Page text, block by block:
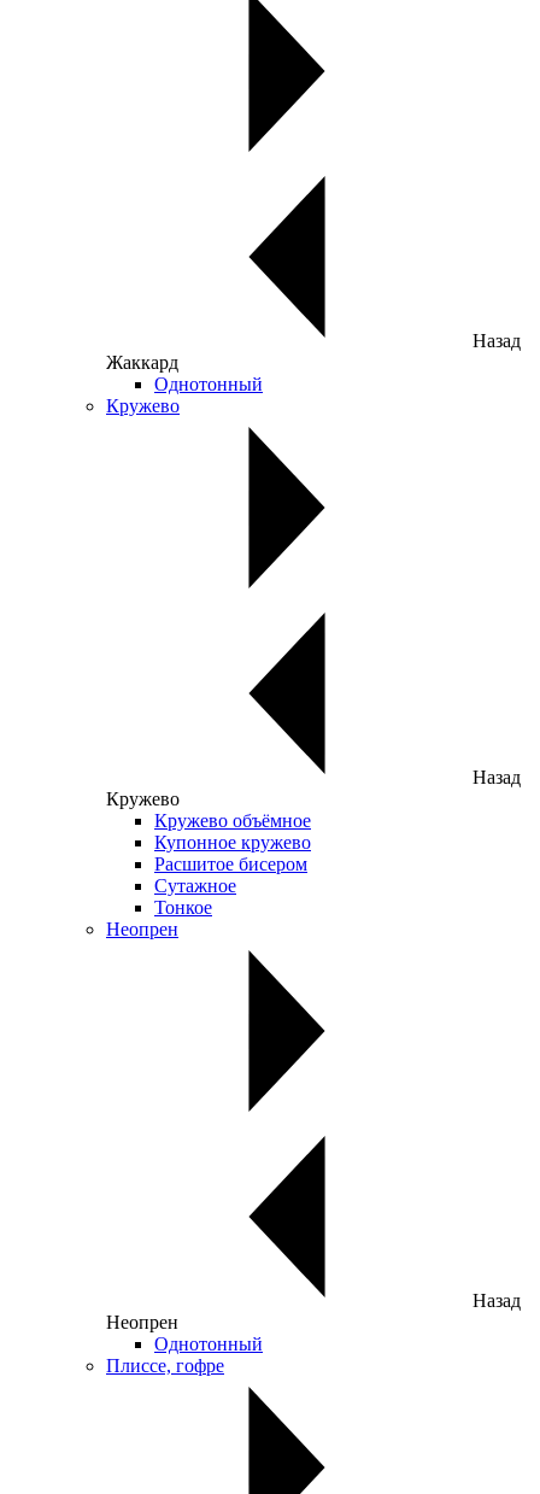
Назад
Жаккард
Однотонный
Кружево
Назад
Кружево
Кружево объёмное
Купонное кружево
Расшитое бисером
Сутажное
Тонкое
Неопрен
Назад
Неопрен
Однотонный
Плиссе, гофре